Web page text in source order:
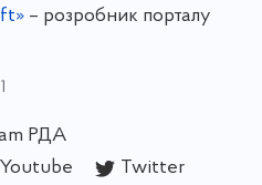
– розробник порталу
РДА
Youtube Twitter